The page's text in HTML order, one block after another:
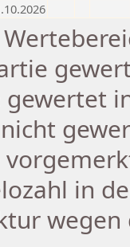
gewertet
in